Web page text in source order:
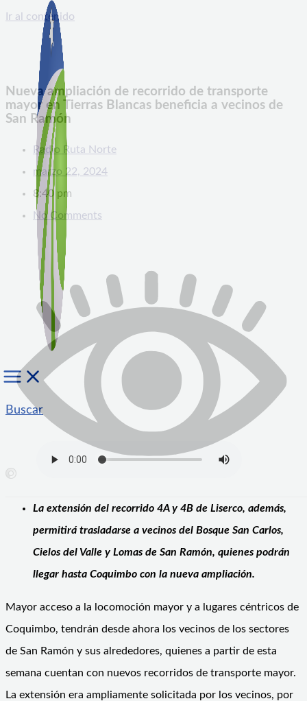
Ir al contenido
Buscar
Nueva ampliación de recorrido de transporte
mayor en Tierras Blancas beneficia a vecinos de
San Ramón
Radio Ruta Norte
marzo 22, 2024
8:40 pm
No Comments
La extensión del recorrido 4A y 4B de Liserco, además,
permitirá trasladarse a vecinos del Bosque San Carlos,
Cielos del Valle y Lomas de San Ramón, quienes podrán
llegar hasta Coquimbo con la nueva ampliación.
Mayor acceso a la locomoción mayor y a lugares céntricos de
Coquimbo, tendrán desde ahora los vecinos de los sectores
de San Ramón y sus alrededores, quienes a partir de esta
semana cuentan con nuevos recorridos de transporte mayor.
La extensión era ampliamente solicitada por los vecinos, por